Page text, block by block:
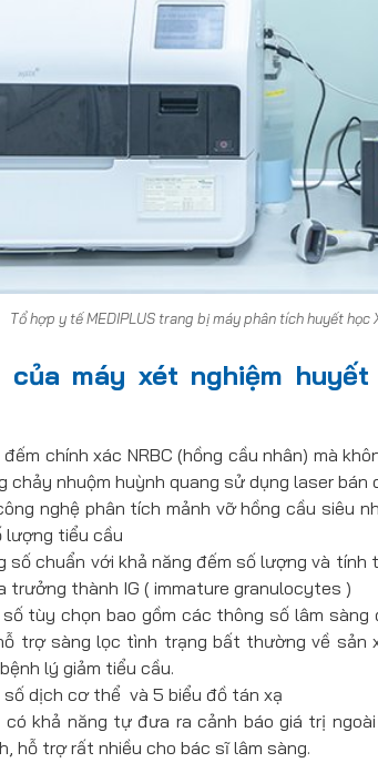
Tổ hợp y tế MEDIPLUS trang bị máy phân tích huyết
của máy xét nghiệm
đếm chính xác NRBC (hồng cầu nhân) mà
chảy nhuộm huỳnh quang sử dụng laser bán
nghệ phân tích mảnh vỡ hồng cầu siêu
lượng tiểu cầu
số chuẩn với khả năng đếm số lượng và
trưởng thành IG ( immature granulocytes )
số tùy chọn bao gồm các thông số lâm sàng
trợ sàng lọc tình trạng bất thường về
lý giảm tiểu cầu.
số dịch cơ thể và 5 biểu đồ tán xạ
có khả năng tự đưa ra cảnh báo giá trị
hỗ trợ rất nhiều cho bác sĩ lâm sàng.